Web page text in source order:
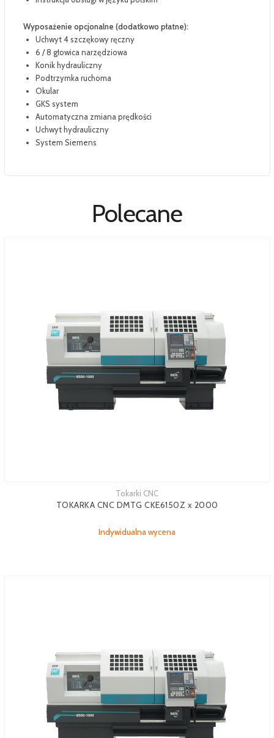
Wyposażenie opcjonalne (dodatkowo płatne):
Uchwyt 4 szczękowy ręczny
6 / 8 głowica narzędziowa
Konik hydrauliczny
Podtrzymka ruchoma
Okular
GKS system
Automatyczna zmiana prędkości
Uchwyt hydrauliczny
System Siemens
Polecane
Tokarki CNC
TOKARKA CNC DMTG CKE6150Z x 2000
Indywidualna wycena